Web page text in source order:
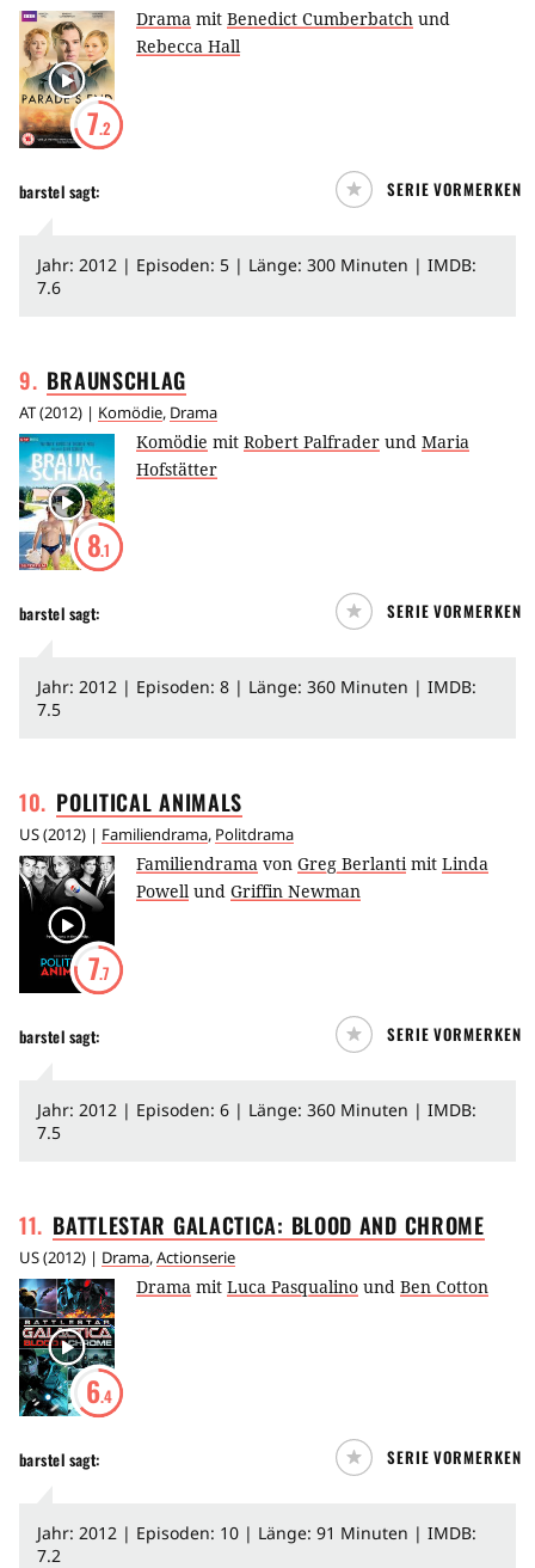
7.2
Drama mit Benedict Cumberbatch und
Rebecca Hall
barstel sagt: SERIE VORMERKEN
Jahr: 2012 | Episoden: 5 | Länge: 300 Minuten | IMDB:
7.6
9. BRAUNSCHLAG
AT(2012) | Komödie, Drama
8.1
Komödie mit Robert Palfrader und Maria
Hofstätter
barstel sagt: SERIE VORMERKEN
Jahr: 2012 | Episoden: 8 | Länge: 360 Minuten | IMDB:
7.5
10. POLITICALANIMALS
US(2012) | Familiendrama, Politdrama
7.7
Familiendrama von Greg Berlantimit Linda
Powell und Griffin Newman
barstel sagt: SERIE VORMERKEN
Jahr: 2012 | Episoden: 6 | Länge: 360 Minuten | IMDB:
7.5
11. BATTLESTAR GALACTICA: BLOOD AND CHROME
US(2012) | Drama,Actionserie
6.4
Drama mit Luca Pasqualino und Ben Cotton
barstel sagt: SERIE VORMERKEN
Jahr: 2012 | Episoden: 10 | Länge: 91 Minuten | IMDB:
7.2